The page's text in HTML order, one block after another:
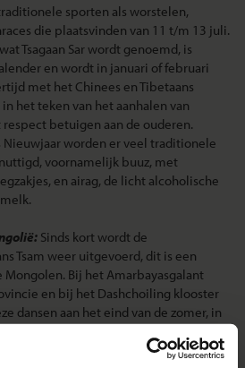
sporten als worstelen,
die plaatsvinden van 11 t/m 13 juli.
Tsagaan Sar wordt genoemd, is
en wordt in januari of februari
met het Chinees en Tibetaans
het teken van het aanhalen van
betuigen aan de ouderen.
worden er veel traditionele
voornamelijk buuz, met
en airag, de licht alcoholische
Sinds kort wordt de
Tsam weer uitgevoerd, dit is een
Bij het Amarbayasgalant
en bij het Dashchoiling klooster
dansen aan het eind van de zomer, in
ook weer een Maidar (of Maytreya)